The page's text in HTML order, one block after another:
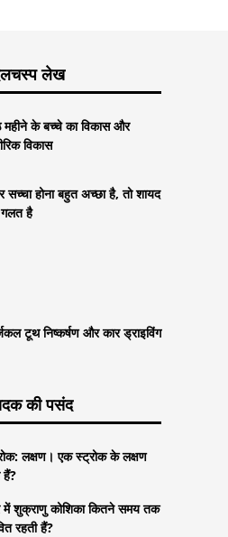
लेख
के बच्चे का विकास और
विकास
सच्चा होना बहुत अच्छा है, तो शायद
है
टूथ निष्कर्षण और कार ड्राइविंग
की पसंद
लक्षण। एक स्ट्रोक के लक्षण
हैं?
में शुक्राणु कोशिका कितने समय तक
रहती हैं?